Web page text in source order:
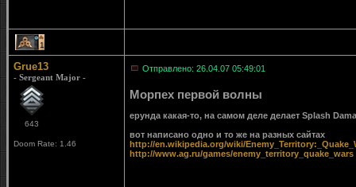
1
Grue13
- Sergeant Major -
643
Doom Rate: 1.46
Отправлено: 26.04.07 05:49:01
Морпех первой волны
ерунда какая-то, на самом деле делает Splash
вот написано одно и то же на разных сайтах
http://en.wikipedia.org/wiki/
http://www.ag.ru/games/enemy_territory_quake_wars